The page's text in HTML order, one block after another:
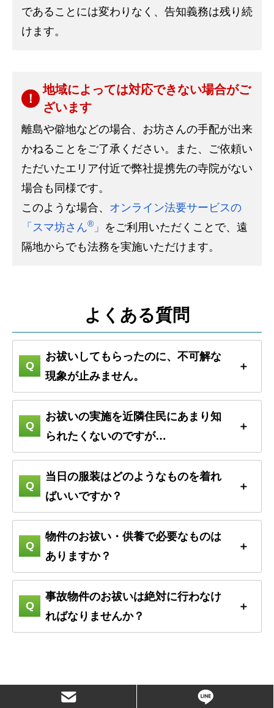
であることには変わりなく、告知義務は残り続
けます。
地域によっては対応できない場合がご
ざいます
離島や僻地などの場合、お坊さんの手配が出来
かねることをご了承ください。また、ご依頼い
ただいたエリア付近で弊社提携先の寺院がない
場合も同様です。
このような場合、 オンライン法要サービスの
「スマ坊さん® 」 をご利用いただくことで、遠
隔地からでも法務を実施いただけます。
よくある質問
お祓いしてもらったのに、不可解な
現象が止みません。
お祓いの実施を近隣住民にあまり知
られたくないのですが…
当日の服装はどのようなものを着れ
ばいいですか？
物件のお祓い・供養で必要なものは
ありますか？
事故物件のお祓いは絶対に行わなけ
ればなりませんか？